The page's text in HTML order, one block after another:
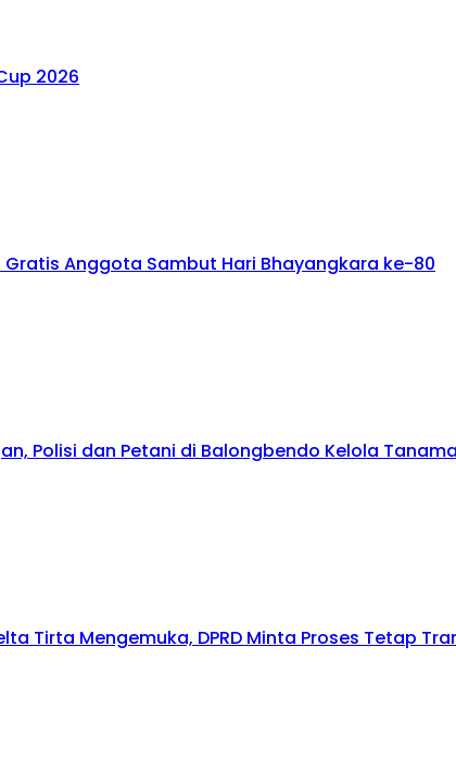
2026
Anggota Sambut Hari Bhayangkara ke-80
Polisi dan Petani di Balongbendo Kelola
Tirta Mengemuka, DPRD Minta Proses Tetap